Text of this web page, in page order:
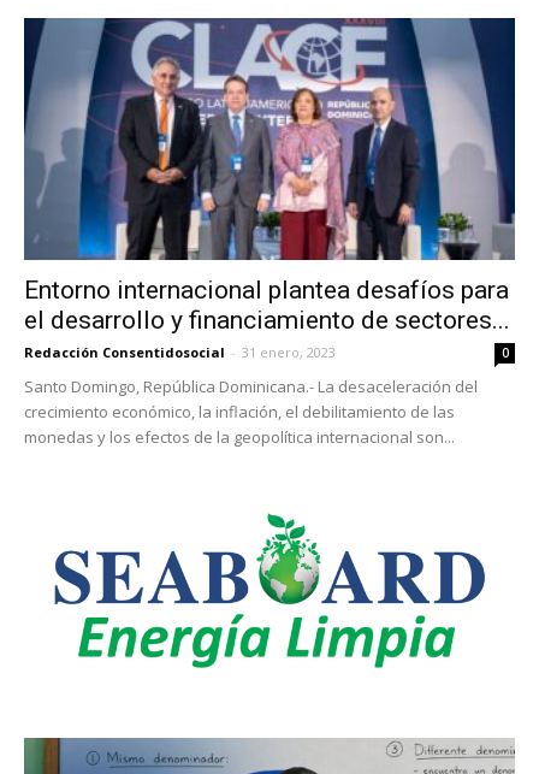
Entorno internacional plantea desafíos para
el desarrollo y financiamiento de sectores...
Redacción Consentidosocial - 31 enero, 2023 0
Santo Domingo, República Dominicana.- La desaceleración del
crecimiento económico, la inflación, el debilitamiento de las
monedas y los efectos de la geopolítica internacional son...